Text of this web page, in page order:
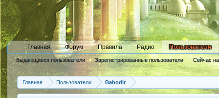
Главная Форум Правила Радио Пользователи
Выдающиеся пользователи Зарегистрированные пользователи Сейчас
Новые сообщения профиля
Главная
Пользователи Bahodir